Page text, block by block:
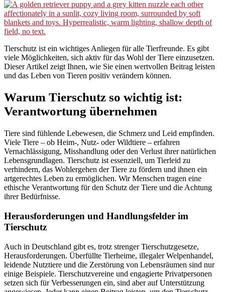
Tierschutz ist ein wichtiges Anliegen für alle Tierfreunde. Es gibt
viele Möglichkeiten, sich aktiv für das Wohl der Tiere einzusetzen.
Dieser Artikel zeigt Ihnen, wie Sie einen wertvollen Beitrag leisten
und das Leben von Tieren positiv verändern können.
Warum Tierschutz so wichtig ist:
Verantwortung übernehmen
Tiere sind fühlende Lebewesen, die Schmerz und Leid empfinden.
Viele Tiere – ob Heim-, Nutz- oder Wildtiere – erfahren
Vernachlässigung, Misshandlung oder den Verlust ihrer natürlichen
Lebensgrundlagen. Tierschutz ist essenziell, um Tierleid zu
verhindern, das Wohlergehen der Tiere zu fördern und ihnen ein
artgerechtes Leben zu ermöglichen. Wir Menschen tragen eine
ethische Verantwortung für den Schutz der Tiere und die Achtung
ihrer Bedürfnisse.
Herausforderungen und Handlungsfelder im
Tierschutz
Auch in Deutschland gibt es, trotz strenger Tierschutzgesetze,
Herausforderungen. Überfüllte Tierheime, illegaler Welpenhandel,
leidende Nutztiere und die Zerstörung von Lebensräumen sind nur
einige Beispiele. Tierschutzvereine und engagierte Privatpersonen
setzen sich für Verbesserungen ein, sind aber auf Unterstützung